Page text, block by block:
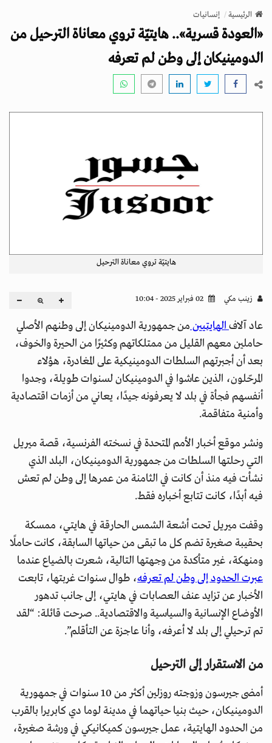
v
g
a
n
الرئيسية إنسانيات
«العودة قسرية».. هايتيّة تروي معاناة الترحيل من
الدومينيكان إلى وطن لم تعرفه
هايتيّة تروي معاناة الترحيل
زينب مكي
عاد آلافالهايتيينمن جمهورية الدومينيكان إلى وطنهم الأصلي
حاملين معهم القليل من ممتلكاتهم وكثيرًا من الحيرة والخوف،
بعد أن أجبرتهم السلطات الدومينيكية على المغادرة، هؤلاء
المرحّلون، الذين عاشوا في الدومينيكان لسنوات طويلة، وجدوا
أنفسهم فجأة في بلد لا يعرفونه جيدًا، يعاني من أزمات اقتصادية
وأمنية متفاقمة.
ونشر موقع أخبار الأمم المتحدة في نسخته الفرنسية، قصة ميريل
التي رحلتها السلطات من جمهورية الدومينيكان، البلد الذي
نشأت فيه منذ أن كانت في الثامنة من عمرها إلى وطن لم تعش
فيه أبدًا، كانت تتابع أخباره فقط.
وقفت ميريل تحت أشعة الشمس الحارقة في هايتي، ممسكة
بحقيبة صغيرة تضم كل ما تبقى من حياتها السابقة، كانت حاملًا
ومنهكة، غير متأكدة من وجهتها التالية، شعرت بالضياع عندما
عبرت الحدود إلى وطن لم تعرفه، طوال سنوات غربتها، تابعت
الأخبار عن تزايد عنف العصابات في هايتي، إلى جانب تدهور
الأوضاع الإنسانية والسياسية والاقتصادية.. صرحت قائلة: “لقد
تم ترحيلي إلى بلد لا أعرفه، وأنا عاجزة عن التأقلم”.
من الاستقرار إلى الترحيل
أمضى جيرسون وزوجته روزلين أكثر من 10 سنوات في جمهورية
الدومينيكان، حيث بنيا حياتهما في مدينة لوما دي كابريرا بالقرب
من الحدود الهايتية، عمل جيرسون كميكانيكي في ورشة صغيرة،